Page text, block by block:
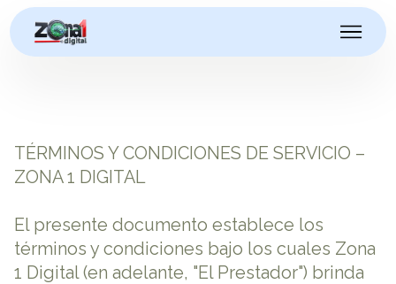
TÉRMINOS Y CONDICIONES DE SERVICIO –
ZONA 1 DIGITAL
El presente documento establece los
términos y condiciones bajo los cuales Zona
1 Digital (en adelante, "El Prestador") brinda